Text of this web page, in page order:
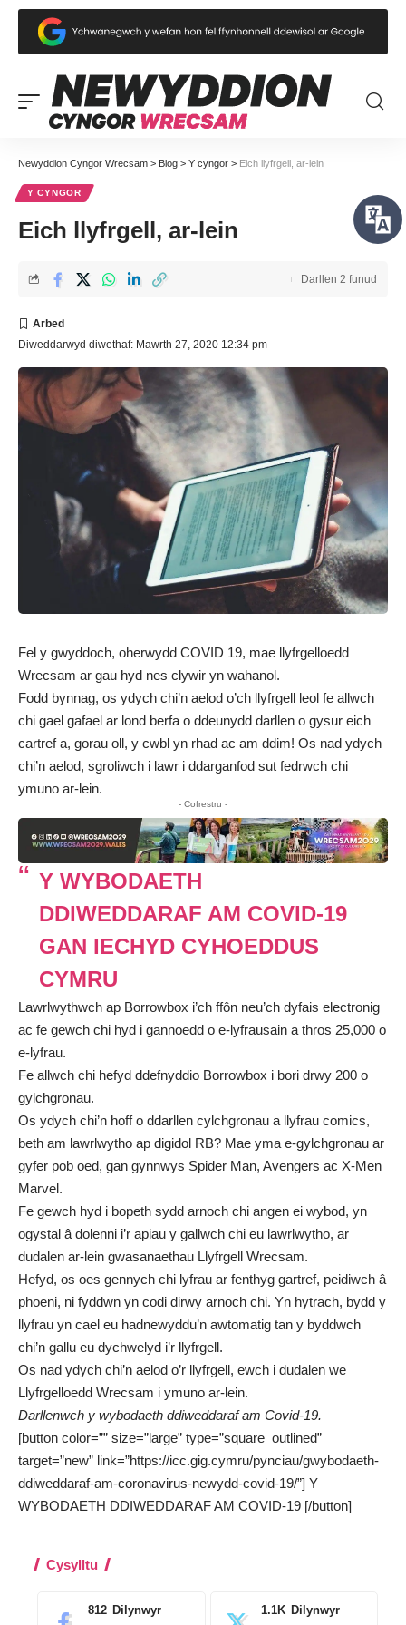
Newyddion Cyngor Wrecsam > Blog > Y cyngor > Eich llyfrgell, ar-lein
Y CYNGOR
Eich llyfrgell, ar-lein
Diweddarwyd diwethaf: Mawrth 27, 2020 12:34 pm
Darllen 2 funud
Fel y gwyddoch, oherwydd COVID 19, mae llyfrgelloedd
Wrecsam ar gau hyd nes clywir yn wahanol.
Fodd bynnag, os ydych chi’n aelod o’ch llyfrgell leol fe allwch
chi gael gafael ar lond berfa o ddeunydd darllen o gysur eich
cartref a, gorau oll, y cwbl yn rhad ac am ddim! Os nad ydych
chi’n aelod, sgroliwch i lawr i ddarganfod sut fedrwch chi
ymuno ar-lein.
- Cofrestru -
Y WYBODAETH
DDIWEDDARAF AM COVID-19
GAN IECHYD CYHOEDDUS
CYMRU
Lawrlwythwch ap Borrowbox i’ch ffôn neu’ch dyfais electronig
ac fe gewch chi hyd i gannoedd o e-lyfrausain a thros 25,000 o
e-lyfrau.
Fe allwch chi hefyd ddefnyddio Borrowbox i bori drwy 200 o
gylchgronau.
Os ydych chi’n hoff o ddarllen cylchgronau a llyfrau comics,
beth am lawrlwytho ap digidol RB? Mae yma e-gylchgronau ar
gyfer pob oed, gan gynnwys Spider Man, Avengers ac X-Men
Marvel.
Fe gewch hyd i bopeth sydd arnoch chi angen ei wybod, yn
ogystal â dolenni i’r apiau y gallwch chi eu lawrlwytho, ar
dudalen ar-lein gwasanaethau Llyfrgell Wrecsam.
Hefyd, os oes gennych chi lyfrau ar fenthyg gartref, peidiwch â
phoeni, ni fyddwn yn codi dirwy arnoch chi. Yn hytrach, bydd y
llyfrau yn cael eu hadnewyddu’n awtomatig tan y byddwch
chi’n gallu eu dychwelyd i’r llyfrgell.
Os nad ydych chi’n aelod o’r llyfrgell, ewch i dudalen we
Llyfrgelloedd Wrecsam i ymuno ar-lein.
Darllenwch y wybodaeth ddiweddaraf am Covid-19.
[button color=”” size=”large” type=”square_outlined”
target=”new” link=”https://icc.gig.cymru/pynciau/gwybodaeth-
ddiweddaraf-am-coronavirus-newydd-covid-19/”] Y
WYBODAETH DDIWEDDARAF AM COVID-19 [/button]
Cysylltu
812 Dilynwyr 1.1K Dilynwyr